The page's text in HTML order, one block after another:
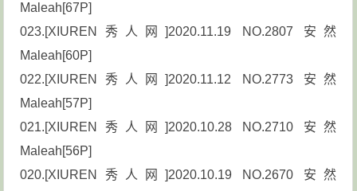
Maleah[67P]
023.[XIUREN秀人网]2020.11.19 NO.2807 安然
Maleah[60P]
022.[XIUREN秀人网]2020.11.12 NO.2773 安然
Maleah[57P]
021.[XIUREN秀人网]2020.10.28 NO.2710 安然
Maleah[56P]
020.[XIUREN秀人网]2020.10.19 NO.2670 安然